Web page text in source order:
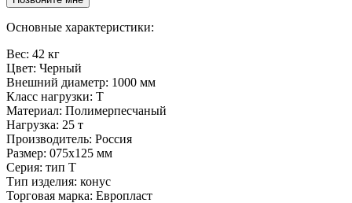
Основные характеристики:
Вес: 42 кг
Цвет: Черный
Внешний диаметр: 1000 мм
Класс нагрузки: Т
Материал: Полимерпесчаный
Нагрузка: 25 т
Производитель: Россия
Размер: 075x125 мм
Серия: тип Т
Тип изделия: конус
Торговая марка: Европласт